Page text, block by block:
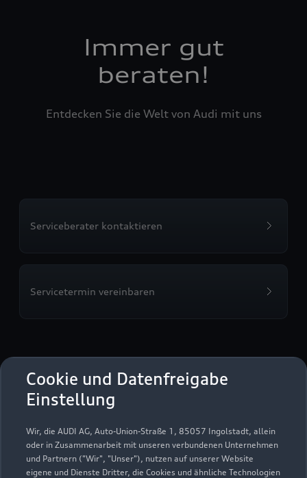
Cookie und Datenfreigabe
Einstellung
Wir, die AUDI AG, Auto-Union-Straße 1, 85057 Ingolstadt, allein
oder in Zusammenarbeit mit unseren verbundenen Unternehmen
und Partnern ("Wir", "Unser"), nutzen auf unserer Website
eigene und Dienste Dritter, die Cookies und ähnliche Technologien
Immer gut
beraten!
Entdecken Sie die Welt von Audi mit uns
Serviceberater kontaktieren
Servicetermin vereinbaren
Volkswagen Automobile
Dresden